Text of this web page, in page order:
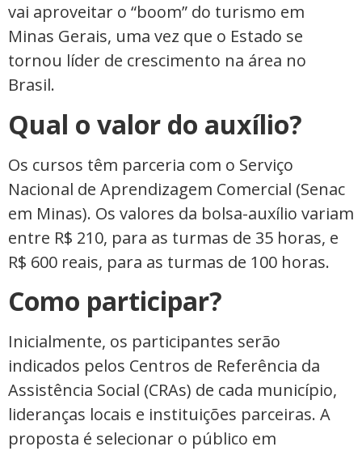
vai aproveitar o “boom” do turismo em
Minas Gerais, uma vez que o Estado se
tornou líder de crescimento na área no
Brasil.
Qual o valor do auxílio?
Os cursos têm parceria com o Serviço
Nacional de Aprendizagem Comercial (Senac
em Minas). Os valores da bolsa-auxílio variam
entre R$ 210, para as turmas de 35 horas, e
R$ 600 reais, para as turmas de 100 horas.
Como participar?
Inicialmente, os participantes serão
indicados pelos Centros de Referência da
Assistência Social (CRAs) de cada município,
lideranças locais e instituições parceiras. A
proposta é selecionar o público em